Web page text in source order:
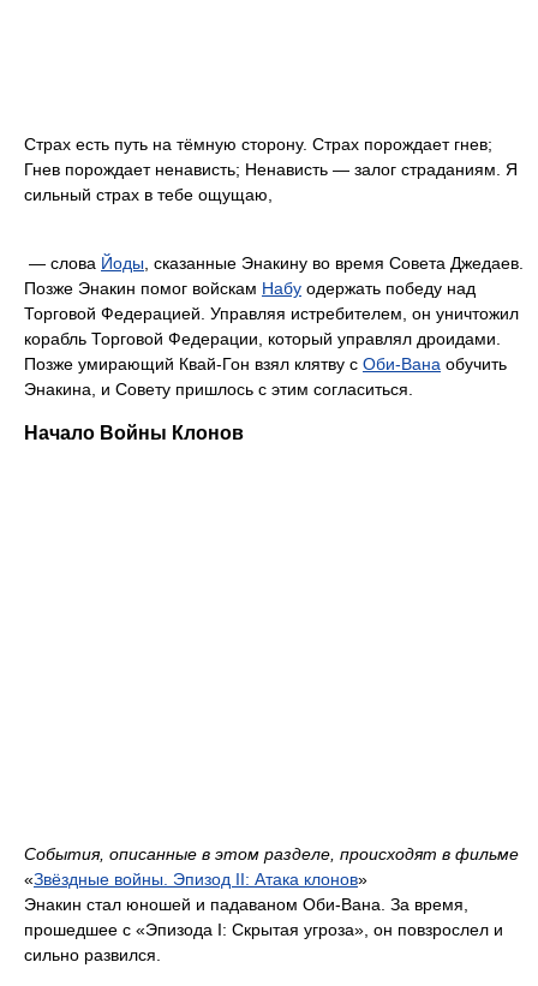
Страх есть путь на тёмную сторону. Страх порождает гнев;
Гнев порождает ненависть; Ненависть — залог страданиям. Я
сильный страх в тебе ощущаю,
— слова Йоды , сказанные Энакину во время Совета Джедаев.
Позже Энакин помог войскам Набу одержать победу над
Торговой Федерацией. Управляя истребителем, он уничтожил
корабль Торговой Федерации, который управлял дроидами.
Позже умирающий Квай-Гон взял клятву с Оби-Вана обучить
Энакина, и Совету пришлось с этим согласиться.
Начало Войны Клонов
События, описанные в этом разделе, происходят в фильме
«Звёздные войны. Эпизод II: Атака клонов»
Энакин стал юношей и падаваном Оби-Вана. За время,
прошедшее с «Эпизода I: Скрытая угроза», он повзрослел и
сильно развился.